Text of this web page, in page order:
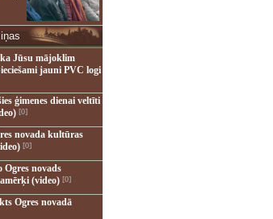
ka Jūsu mājoklim
jauni PVC logi
ģimenes dienai veltīti
[0]
novada kultūras
[0]
Ogres novads
(video)[0]
Ogres novadā